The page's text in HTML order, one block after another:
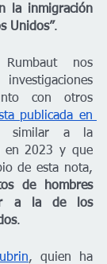
la inmigración
Unidos”.
nos
con otros
publicada en
similar a la
en 2023 y que
de esta nota,
de hombres
a la de los
.
, quien ha